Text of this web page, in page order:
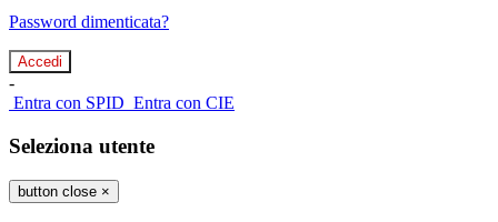
Password dimenticata?
-
Entra con SPID Entra con CIE
Seleziona utente
button close ×